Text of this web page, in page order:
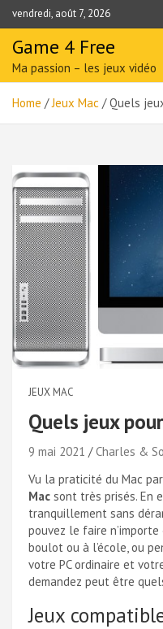
Skip
to
content
vendredi, août 7, 2026
Game 4 Free
Ma passion – les jeux vidéo
Home Jeux Mac Quels
JEUX MAC
Quels jeux
9 mai 2021
Charles &
Vu la praticité du Mac
Mac sont très prisés. En
tranquillement sans
pouvez le faire
boulot ou à l’école, ou
votre PC ordinaire et
demandez peut être
Jeux